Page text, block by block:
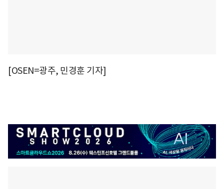
[OSEN=광주, 민경훈 기자]